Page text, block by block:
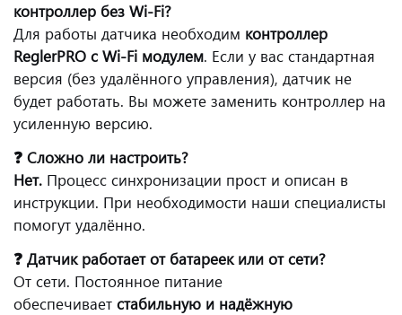
контроллер без Wi-Fi?
Для работы датчика необходим контроллер
ReglerPRO с Wi-Fi модулем. Если у вас стандартная
версия (без удалённого управления), датчик не
будет работать. Вы можете заменить контроллер на
усиленную версию.
❓ Сложно ли настроить?
Нет. Процесс синхронизации прост и описан в
инструкции. При необходимости наши специалисты
помогут удалённо.
❓ Датчик работает от батареек или от сети?
От сети. Постоянное питание
обеспечивает стабильную и надёжную